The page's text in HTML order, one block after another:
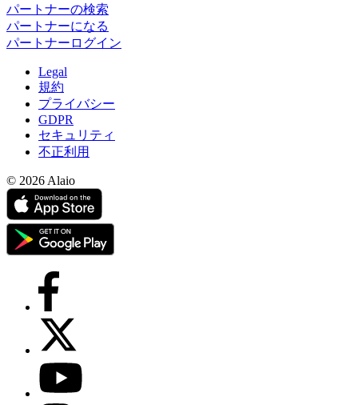
パートナーの検索
パートナーになる
パートナーログイン
Legal
規約
プライバシー
GDPR
セキュリティ
不正利用
© 2026 Alaio